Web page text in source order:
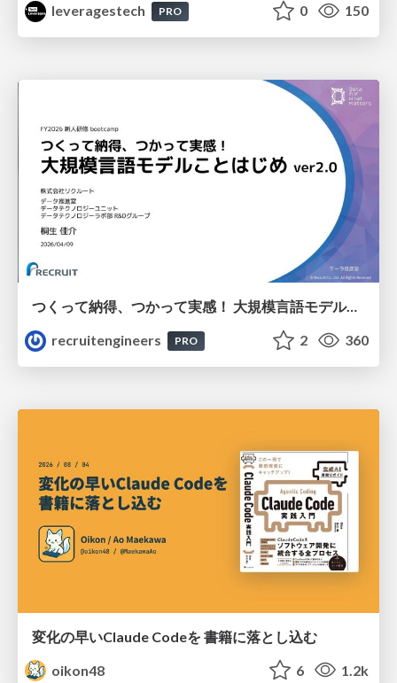
leveragestech
PRO 0 150
つくって納得、つかって実感！ 大規模言語モデルことはじめ ver2.0
recruitengineers
PRO 2 360
変化の早いClaude Codeを 書籍に落とし込む
oikon48
6 1.2k